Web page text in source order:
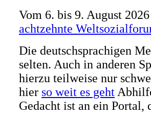
Vom 6. bis 9. August
achtzehnte
Die deutschsprachigen
selten. Auch in anderen
hierzu teilweise nur
hier so weit es geht
Gedacht ist an ein Portal,